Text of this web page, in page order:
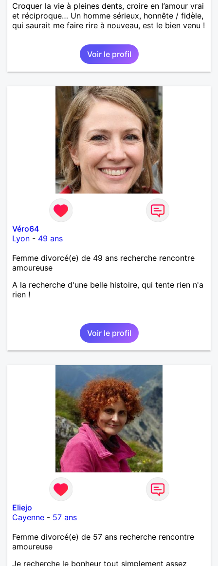
Croquer la vie à pleines dents, croire en l’amour vrai
et réciproque… Un homme sérieux, honnête / fidèle,
qui saurait me faire rire à nouveau, est le bien venu !
Voir le profil
Véro64
Lyon - 49 ans
Femme divorcé(e) de 49 ans recherche rencontre
amoureuse
A la recherche d'une belle histoire, qui tente rien n'a
rien !
Voir le profil
Eliejo
Cayenne - 57 ans
Femme divorcé(e) de 57 ans recherche rencontre
amoureuse
Je recherche le bonheur tout simplement assez